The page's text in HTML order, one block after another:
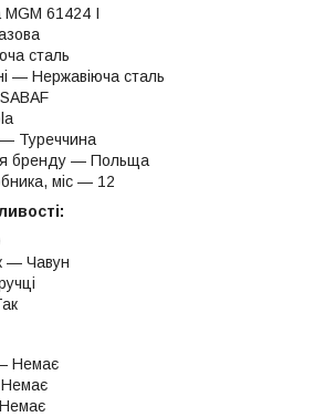
61424 I
сталь
— Нержавіюча сталь
Туреччина
бренду — Польща
міс — 12
— Чавун
Немає